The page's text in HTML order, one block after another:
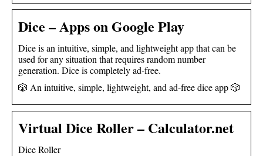
Dice – Apps on Google Play
Dice is an intuitive, simple, and lightweight app that can be
used for any situation that requires random number
generation. Dice is completely ad-free.
🎲 An intuitive, simple, lightweight, and ad-free dice app 🎲
Virtual Dice Roller – Calculator.net
Dice Roller